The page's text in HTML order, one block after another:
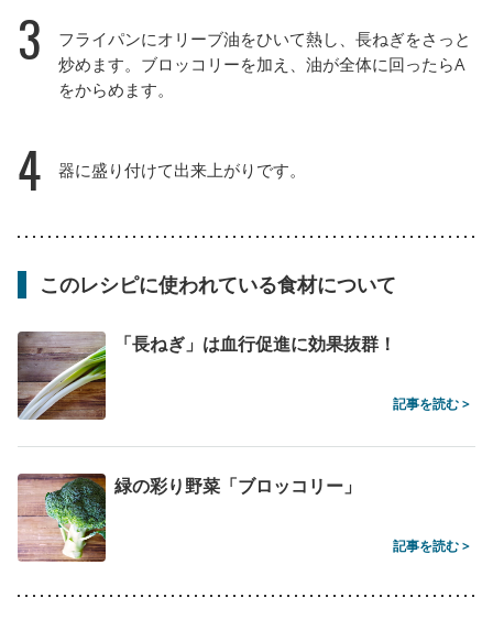
3
フライパンにオリーブ油をひいて熱し、長ねぎをさっと
炒めます。ブロッコリーを加え、油が全体に回ったらA
をからめます。
4 器に盛り付けて出来上がりです。
このレシピに使われている食材について
「長ねぎ」は血行促進に効果抜群！
記事を読む >
緑の彩り野菜「ブロッコリー」
記事を読む >